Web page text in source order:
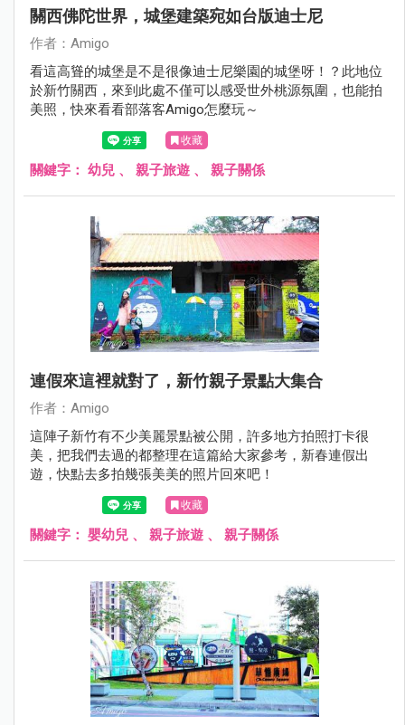
關西佛陀世界，城堡建築宛如台版迪士尼
作者：Amigo
看這高聳的城堡是不是很像迪士尼樂園的城堡呀！？此地位
於新竹關西，來到此處不僅可以感受世外桃源氛圍，也能拍
美照，快來看看部落客Amigo怎麼玩～
收藏
關鍵字： 幼兒 、 親子旅遊 、 親子關係
連假來這裡就對了，新竹親子景點大集合
作者：Amigo
這陣子新竹有不少美麗景點被公開，許多地方拍照打卡很
美，把我們去過的都整理在這篇給大家參考，新春連假出
遊，快點去多拍幾張美美的照片回來吧！
收藏
關鍵字： 嬰幼兒 、 親子旅遊 、 親子關係